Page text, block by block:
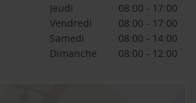
Jeudi
08:00 - 17:00
Vendredi
08:00 - 17:00
Samedi
08:00 - 14:00
Dimanche
08:00 - 12:00